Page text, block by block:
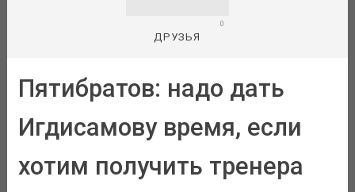
ДРУЗЬЯ
0
Пятибратов: надо дать
Игдисамову время, если
хотим получить тренера